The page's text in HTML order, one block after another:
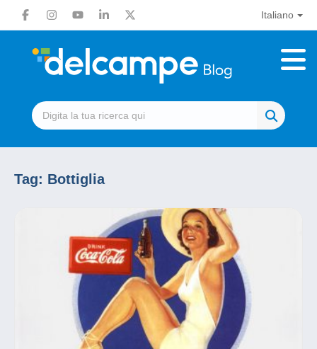
Italiano
Tag: Bottiglia